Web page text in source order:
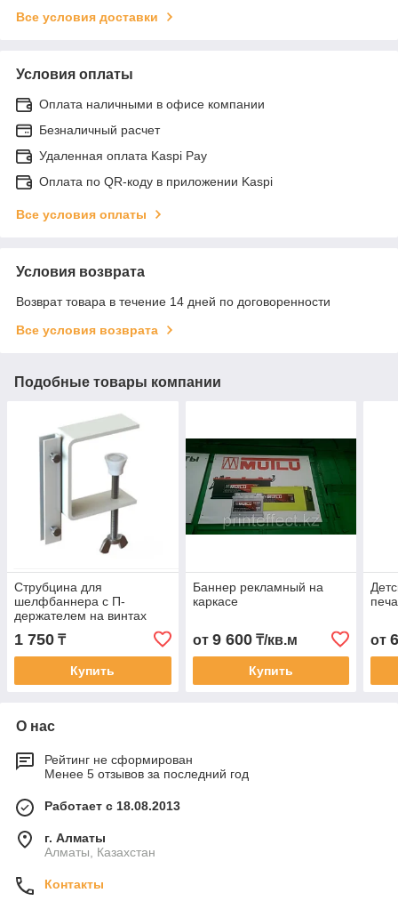
Все условия доставки
Условия оплаты
Оплата наличными в офисе компании
Безналичный расчет
Удаленная оплата Kaspi Pay
Оплата по QR-коду в приложении Kaspi
Все условия оплаты
Условия возврата
Возврат товара в течение 14 дней по договоренности
Все условия возврата
Подобные товары компании
Струбцина для
шелфбаннера с П-
держателем на винтах
1 750 ₸
Купить
Баннер рекламный на
каркасе
от 9 600₸/кв.м
Купить
от
О нас
Рейтинг не сформирован
Менее 5 отзывов за последний год
Работает с 18.08.2013
г. Алматы
Алматы, Казахстан
Контакты